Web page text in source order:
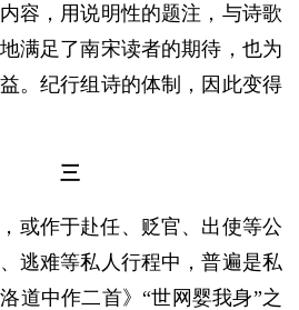
容，用说明性的题注，与诗歌
满足了南宋读者的期待，也为
。纪行组诗的体制，因此变得
三
或作于赴任、贬官、出使等公
逃难等私人行程中，普遍是私
道中作二首》“世网婴我身”之